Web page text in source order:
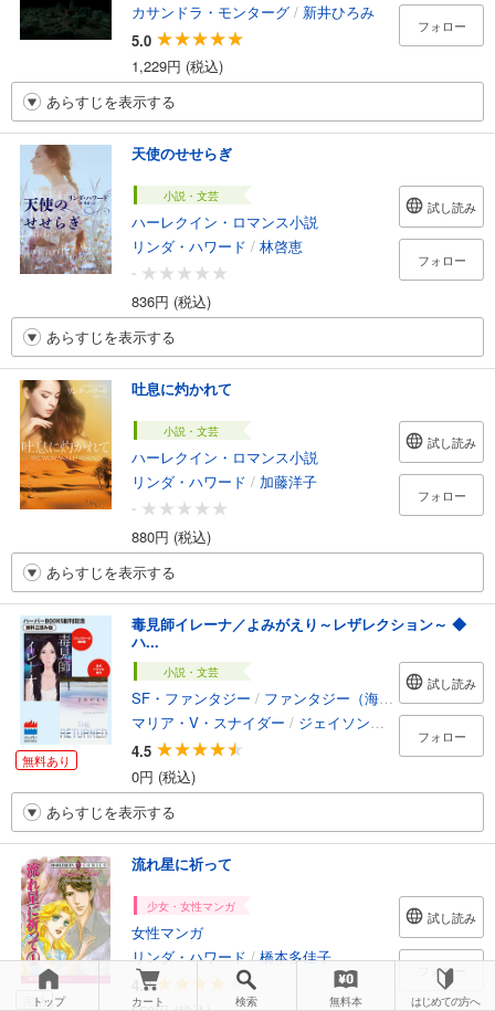
カサンドラ・モンターグ / 新井ひろみ
5.0
1,229円 (税込)
フォロー
あらすじを表示する
天使のせせらぎ
小説・文芸
ハーレクイン・ロマンス小説
リンダ・ハワード / 林啓恵
-
836円 (税込)
試し読み
フォロー
あらすじを表示する
吐息に灼かれて
小説・文芸
ハーレクイン・ロマンス小説
リンダ・ハワード / 加藤洋子
-
880円 (税込)
試し読み
フォロー
あらすじを表示する
無料あり
毒見師イレーナ／よみがえり～レザレクション～ ◆
ハ...
小説・文芸
SF・ファンタジー / ファンタジー（海外）
マリア・V・スナイダー / ジェイソン・モット /渡辺由
4.5
0円 (税込)
試し読み
フォロー
あらすじを表示する
完結
流れ星に祈って
少女・女性マンガ
女性マンガ
リンダ・ハワード/橋本多佳子
4.0
試し読み
フォロー
トップ カート 検索 無料本 はじめての方へ